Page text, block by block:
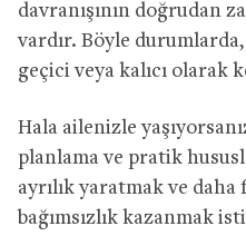
davranışının doğrudan
vardır. Böyle
geçici veya kalıcı olarak
Hala ailenizle
planlama ve pratik
ayrılık yaratmak ve
bağımsızlık kazanmak